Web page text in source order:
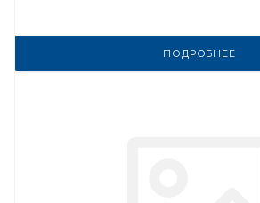
ПОДРОБНЕЕ